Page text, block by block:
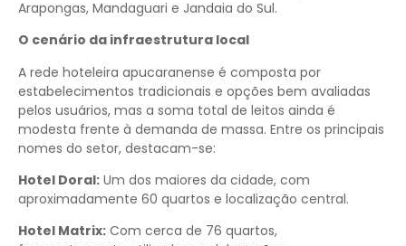
Arapongas, Mandaguari e Jandaia do Sul.
O cenário da infraestrutura local
A rede hoteleira apucaranense é composta por
estabelecimentos tradicionais e opções bem avaliadas
pelos usuários, mas a soma total de leitos ainda é
modesta frente à demanda de massa. Entre os principais
nomes do setor, destacam-se:
Hotel Doral: Um dos maiores da cidade, com
aproximadamente 60 quartos e localização central.
Hotel Matrix: Com cerca de 76 quartos,